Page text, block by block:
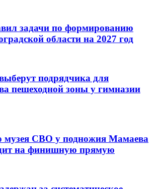
задачи по формированию
области на 2027 год
подрядчика для
пешеходной зоны у гимназии
музея СВО у подножия Мамаева
на финишную прямую